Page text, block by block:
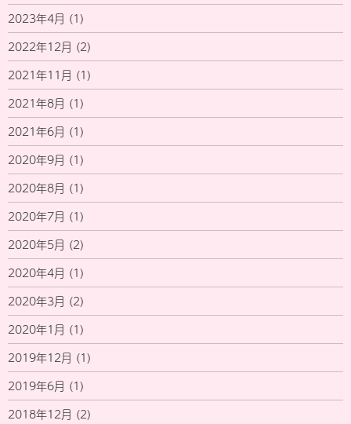
2023年4月 (1)
2022年12月 (2)
2021年11月 (1)
2021年8月 (1)
2021年6月 (1)
2020年9月 (1)
2020年8月 (1)
2020年7月 (1)
2020年5月 (2)
2020年4月 (1)
2020年3月 (2)
2020年1月 (1)
2019年12月 (1)
2019年6月 (1)
2018年12月 (2)